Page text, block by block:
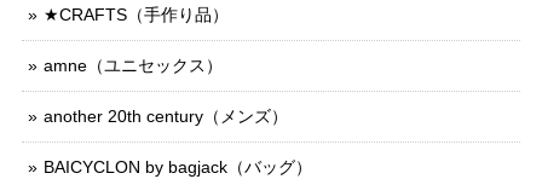
★CRAFTS（手作り品）
amne（ユニセックス）
another 20th century（メンズ）
BAICYCLON by bagjack（バッグ）